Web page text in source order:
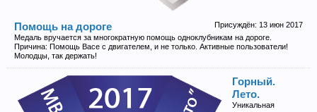
Присуждён: 13 июн 2017
Помощь на дороге
Медаль вручается за многократную помощь одноклубникам на дороге.
Причина: Помощь Васе с двигателем, и не только. Активные пользователи!
Молодцы, так держать!
Горный.
Лето.
Уникальная